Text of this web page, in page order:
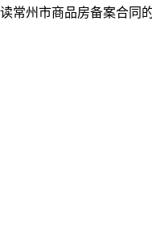
常州市商品房备案合同